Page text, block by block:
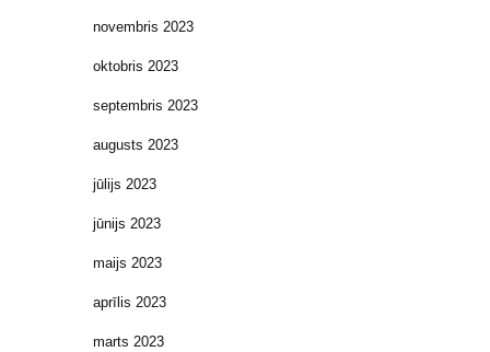
novembris 2023
oktobris 2023
septembris 2023
augusts 2023
jūlijs 2023
jūnijs 2023
maijs 2023
aprīlis 2023
marts 2023